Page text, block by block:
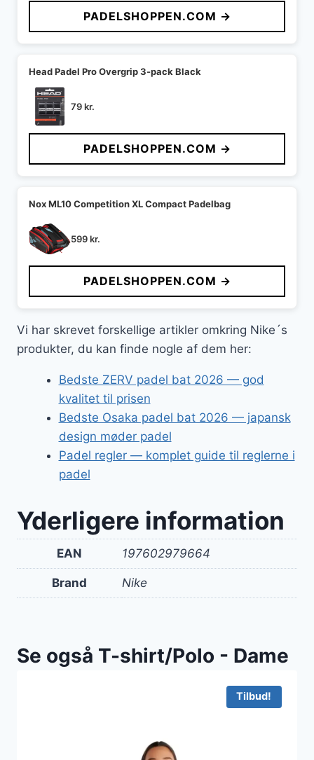
PADELSHOPPEN.COM →
Head Padel Pro Overgrip 3-pack Black
79kr.
PADELSHOPPEN.COM →
Nox ML10 Competition XL Compact Padelbag
599kr.
PADELSHOPPEN.COM →
Vi har skrevet forskellige artikler omkring Nike´s
produkter, du kan finde nogle af dem her:
Bedste ZERV padel bat 2026 — god
kvalitet til prisen
Bedste Osaka padel bat 2026 — japansk
design møder padel
Padel regler — komplet guide til reglerne i
padel
Yderligere information
EAN 197602979664
Brand Nike
Se også T-shirt/Polo - Dame
Tilbud!